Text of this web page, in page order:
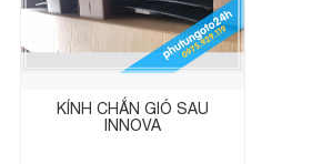
KÍNH CHẮN GIÓ SAU
INNOVA